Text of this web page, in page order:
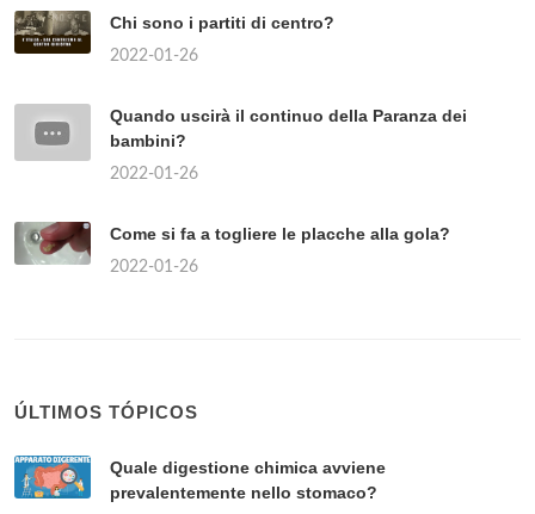
Chi sono i partiti di centro?
2022-01-26
Quando uscirà il continuo della Paranza dei
bambini?
2022-01-26
Come si fa a togliere le placche alla gola?
2022-01-26
ÚLTIMOS TÓPICOS
Quale digestione chimica avviene
prevalentemente nello stomaco?